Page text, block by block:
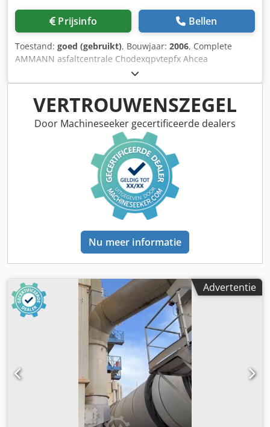
Prijsinfo Bellen
Toestand: goed (gebruikt), Bouwjaar: 2006, Complete
AMMANN asfaltcentrale Chodexqpvtepfx Ahcea
Droogtrommel met brander: 2006 Filter: 2014 ERMIIS
automatisering: 2013 Capaciteit: 160 ton/uur Machine
wordt momenteel gedemonteerd
VERTROUWENSZEGEL
Door Machineseeker gecertificeerde dealers
Nu meer informatie
Advertentie